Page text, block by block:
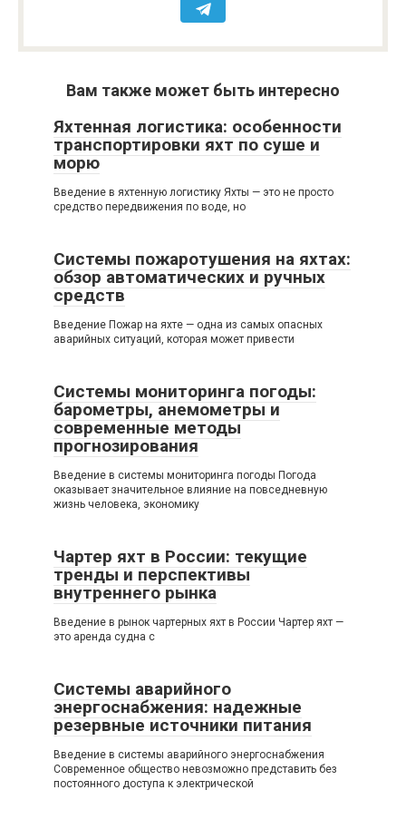
Вам также может быть интересно
Яхтенная логистика: особенности
транспортировки яхт по суше и
морю
Введение в яхтенную логистику Яхты — это не просто
средство передвижения по воде, но
Системы пожаротушения на яхтах:
обзор автоматических и ручных
средств
Введение Пожар на яхте — одна из самых опасных
аварийных ситуаций, которая может привести
Системы мониторинга погоды:
барометры, анемометры и
современные методы
прогнозирования
Введение в системы мониторинга погоды Погода
оказывает значительное влияние на повседневную
жизнь человека, экономику
Чартер яхт в России: текущие
тренды и перспективы
внутреннего рынка
Введение в рынок чартерных яхт в России Чартер яхт —
это аренда судна с
Системы аварийного
энергоснабжения: надежные
резервные источники питания
Введение в системы аварийного энергоснабжения
Современное общество невозможно представить без
постоянного доступа к электрической